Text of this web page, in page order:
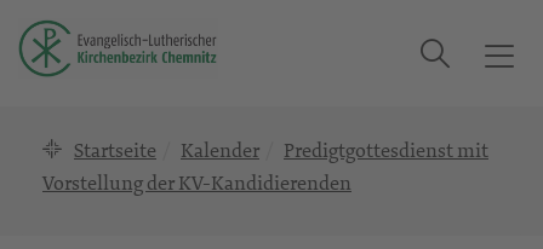
T
Suche
Startseite Kalender
Predigtgottesdienst mit
Vorstellung der KV-Kandidierenden